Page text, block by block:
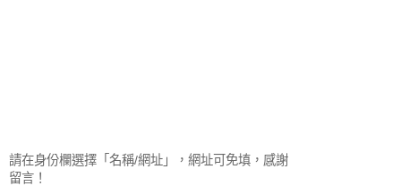
請在身份欄選擇「名稱/網址」，網址可免填，感謝
留言！